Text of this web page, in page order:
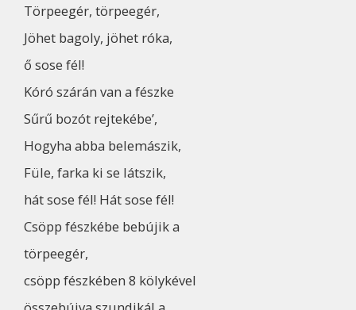
Törpeegér, törpeegér,
Jöhet bagoly, jöhet róka,
ő sose fél!
Kóró szárán van a fészke
Sűrű bozót rejtekébe’,
Hogyha abba belemászik,
Füle, farka ki se látszik,
hát sose fél! Hát sose fél!
Csöpp fészkébe bebújik a
törpeegér,
csöpp fészkében 8 kölykével